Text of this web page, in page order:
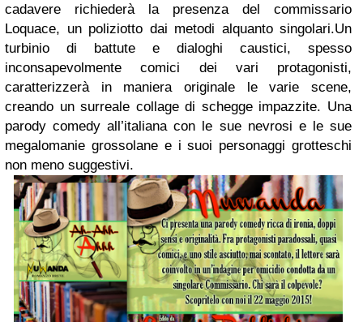
cadavere richiederà la presenza del commissario
Loquace, un poliziotto dai metodi alquanto singolari.Un
turbinio di battute e dialoghi caustici, spesso
inconsapevolmente comici dei vari protagonisti,
caratterizzerà in maniera originale le varie scene,
creando un surreale collage di schegge impazzite. Una
parody comedy all’italiana con le sue nevrosi e le sue
megalomanie grossolane e i suoi personaggi grotteschi
non meno suggestivi.